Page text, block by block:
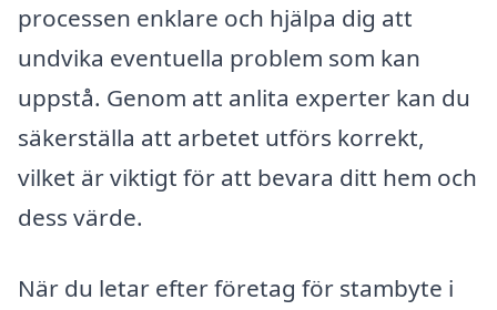
processen enklare och hjälpa dig att
undvika eventuella problem som kan
uppstå. Genom att anlita experter kan du
säkerställa att arbetet utförs korrekt,
vilket är viktigt för att bevara ditt hem och
dess värde.
När du letar efter företag för stambyte i